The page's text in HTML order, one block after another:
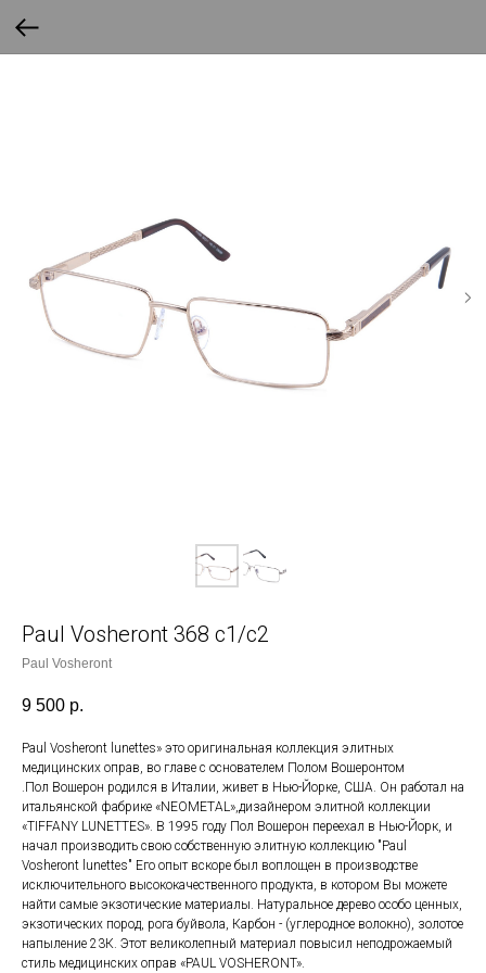
Paul Vosheront 368 с1/c2
Paul Vosheront
9 500 р.
Paul Vosheront lunettes» это оригинальная коллекция элитных
медицинских оправ, во главе с основателем Полом Вошеронтом
.Пол Вошерон родился в Италии, живет в Нью-Йорке, США. Он работал на
итальянской фабрике «NEOMETAL»,дизайнером элитной коллекции
«TIFFANY LUNETTES». В 1995 году Пол Вошерон переехал в Нью-Йорк, и
начал производить свою собственную элитную коллекцию "Paul
Vosheront lunettes" Его опыт вскоре был воплощен в производстве
исключительного высококачественного продукта, в котором Вы можете
найти самые экзотические материалы. Натуральное дерево особо ценных,
экзотических пород, рога буйвола, Карбон - (углеродное волокно), золотое
напыление 23К. Этот великолепный материал повысил неподрожаемый
стиль медицинских оправ «PAUL VOSHERONT».